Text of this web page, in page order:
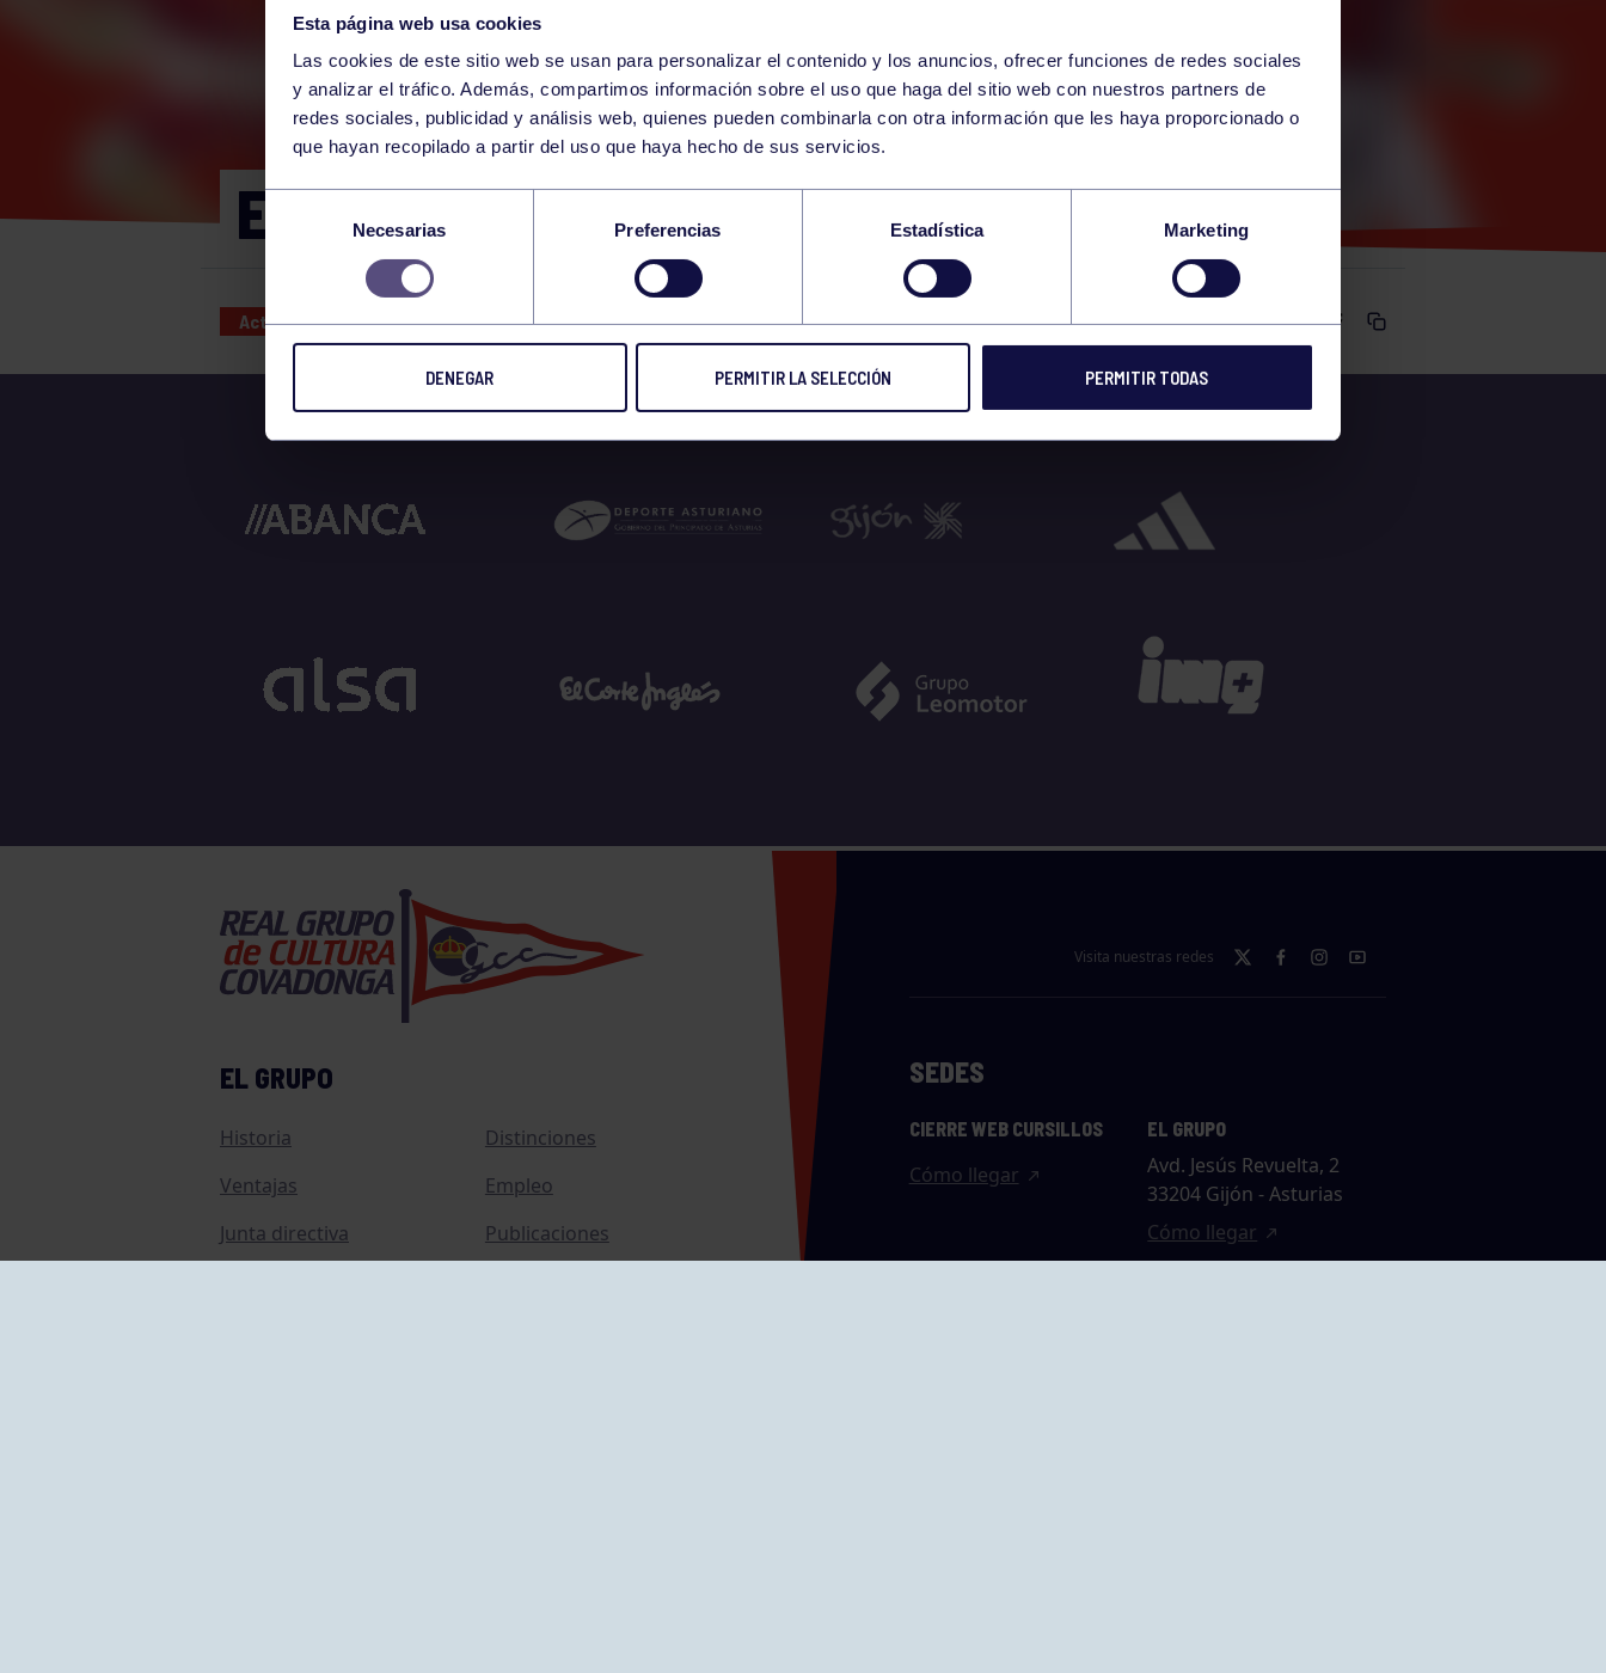
Esta página web usa cookies
Las cookies de este sitio web se usan para personalizar el contenido y los anuncios, ofrecer funciones de redes sociales
y analizar el tráfico. Además, compartimos información sobre el uso que haga del sitio web con nuestros partners de
redes sociales, publicidad y análisis web, quienes pueden combinarla con otra información que les haya proporcionado o
que hayan recopilado a partir del uso que haya hecho de sus servicios.
Selección
de
consentimiento
Necesarias Preferencias Estadística Marketing
DENEGAR PERMITIR LA SELECCIÓN PERMITIR TODAS
8 THURSDAY
JUNE
ENGANCHATE AL DEPORTE – PELOTA
Actividades deportivas 08 JUN 2023 Comparte
EL GRUPO
Historia
Distinciones
Ventajas
Empleo
Junta directiva
Publicaciones
Visita nuestras redes
SEDES
CIERRE WEB CURSILLOS
Cómo llegar
EL GRUPO
Avd. Jesús Revuelta, 2
33204 Gijón - Asturias
Cómo llegar